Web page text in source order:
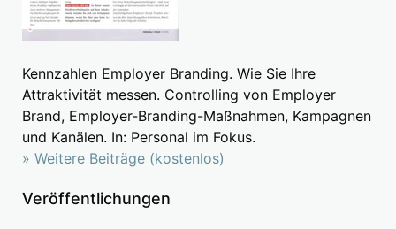
Kennzahlen Employer Branding. Wie Sie Ihre
Attraktivität messen. Controlling von Employer
Brand, Employer-Branding-Maßnahmen, Kampagnen
und Kanälen. In: Personal im Fokus.
» Weitere Beiträge (kostenlos)
Veröffentlichungen